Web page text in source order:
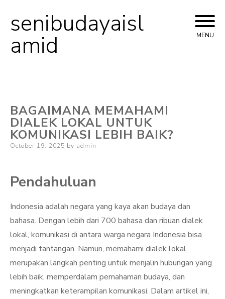
Skip
to
senibudayaisl
amid MENU
BAGAIMANA MEMAHAMI
DIALEK LOKAL UNTUK
KOMUNIKASI LEBIH BAIK?
Posted
October 19, 2025 by admin
Pendahuluan
Indonesia adalah negara yang kaya akan budaya dan
bahasa. Dengan lebih dari 700 bahasa dan ribuan dialek
lokal, komunikasi di antara warga negara Indonesia bisa
menjadi tantangan. Namun, memahami dialek lokal
merupakan langkah penting untuk menjalin hubungan yang
lebih baik, memperdalam pemahaman budaya, dan
meningkatkan keterampilan komunikasi. Dalam artikel ini,